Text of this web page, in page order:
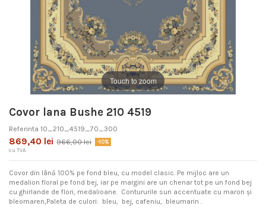
Touch to zoom
Covor lana Bushe 210 4519
Referinta 10_210_4519_70_300
869,40 lei 966,00 lei -10%
cu TVA
Covor din lână 100% pe fond bleu, cu model clasic. Pe mijloc are un
medalion floral pe fond bej, iar pe margini are un chenar tot pe un fond bej
cu ghirlande de flori, medalioane. Contururile sun accentuate cu maron și
bleomaren,Paleta de culori: bleu, bej, cafeniu, bleumarin .